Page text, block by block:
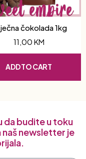
čokolada 1kg
11,00 KM
ADD TO CART
da budite u toku
newsletter je